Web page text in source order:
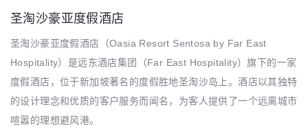
圣淘沙豪亚度假酒店
圣淘沙豪亚度假酒店（Oasia Resort Sentosa by Far East
Hospitality）是远东酒店集团（Far East Hospitality）旗下的一家
度假酒店，位于新加坡著名的度假胜地圣淘沙岛上。酒店以其独特
的设计理念和优质的客户服务而闻名，为客人提供了一个远离城市
喧嚣的理想避风港。